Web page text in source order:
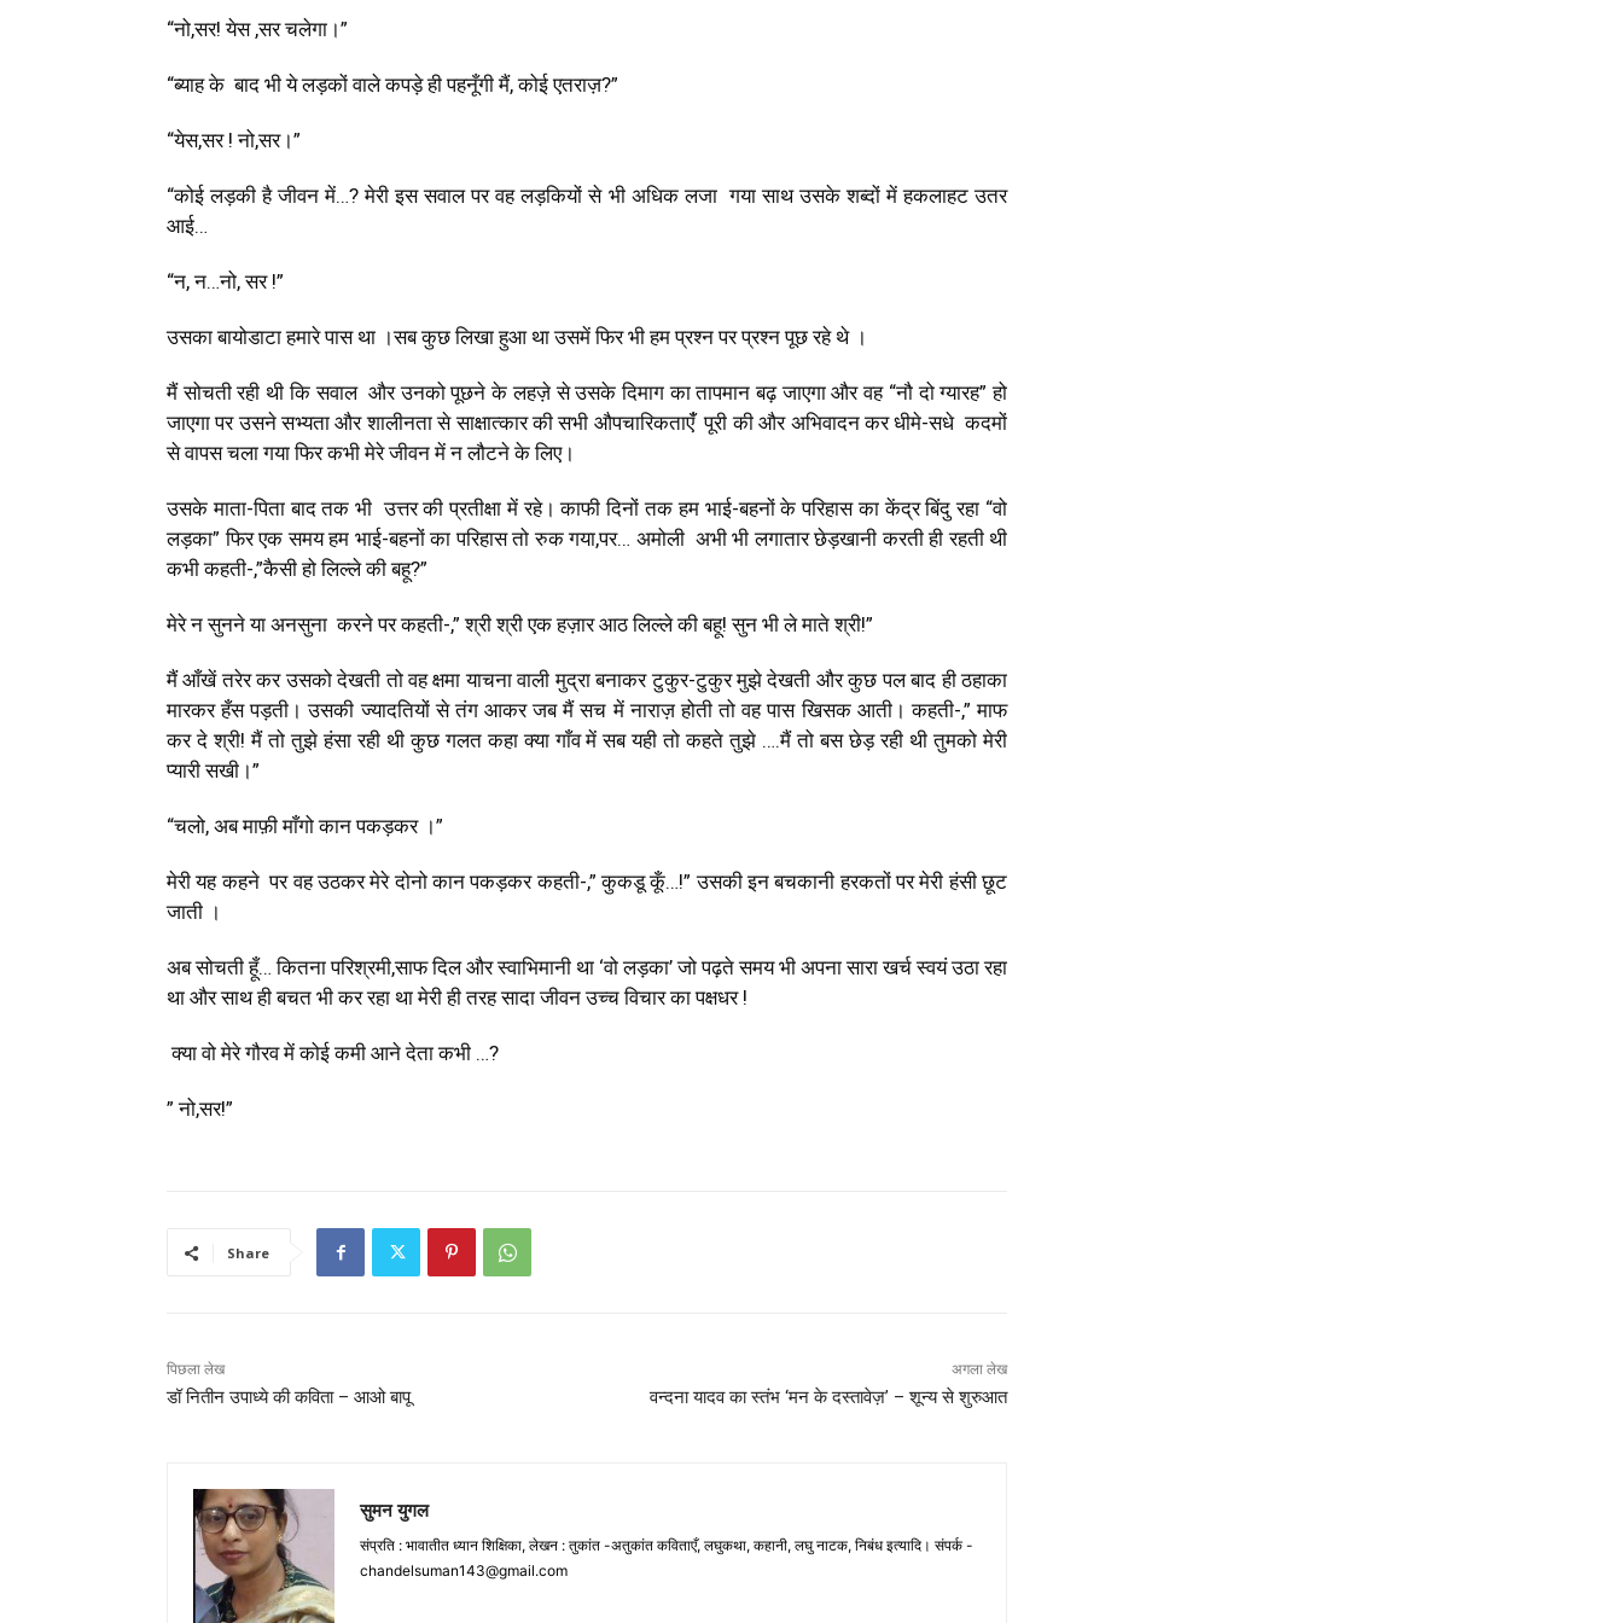
“नो,सर! येस ,सर चलेगा।”
“ब्याह के बाद भी ये लड़कों वाले कपड़े ही पहनूँगी मैं, कोई एतराज़?”
“येस,सर ! नो,सर।”
“कोई लड़की है जीवन में…? मेरी इस सवाल पर वह लड़कियों से भी अधिक लजा गया साथ उसके शब्दों में हकलाहट उतर
आई…
“न, न…नो, सर !”
उसका बायोडाटा हमारे पास था ।सब कुछ लिखा हुआ था उसमें फिर भी हम प्रश्न पर प्रश्न पूछ रहे थे ।
मैं सोचती रही थी कि सवाल और उनको पूछने के लहज़े से उसके दिमाग का तापमान बढ़ जाएगा और वह “नौ दो ग्यारह” हो
जाएगा पर उसने सभ्यता और शालीनता से साक्षात्कार की सभी औपचारिकताएंँ पूरी की और अभिवादन कर धीमे-सधे कदमों
से वापस चला गया फिर कभी मेरे जीवन में न लौटने के लिए।
उसके माता-पिता बाद तक भी उत्तर की प्रतीक्षा में रहे। काफी दिनों तक हम भाई-बहनों के परिहास का केंद्र बिंदु रहा “वो
लड़का” फिर एक समय हम भाई-बहनों का परिहास तो रुक गया,पर… अमोली अभी भी लगातार छेड़खानी करती ही रहती थी
कभी कहती-,”कैसी हो लिल्ले की बहू?”
मेरे न सुनने या अनसुना करने पर कहती-,” श्री श्री एक हज़ार आठ लिल्ले की बहू! सुन भी ले माते श्री!”
मैं आँखें तरेर कर उसको देखती तो वह क्षमा याचना वाली मुद्रा बनाकर टुकुर-टुकुर मुझे देखती और कुछ पल बाद ही ठहाका
मारकर हँस पड़ती। उसकी ज्यादतियों से तंग आकर जब मैं सच में नाराज़ होती तो वह पास खिसक आती। कहती-,” माफ
कर दे श्री! मैं तो तुझे हंसा रही थी कुछ गलत कहा क्या गाँव में सब यही तो कहते तुझे ….मैं तो बस छेड़ रही थी तुमको मेरी
प्यारी सखी।”
“चलो, अब माफ़ी माँगो कान पकड़कर ।”
मेरी यह कहने पर वह उठकर मेरे दोनो कान पकड़कर कहती-,” कुकडू कूँ…!” उसकी इन बचकानी हरकतों पर मेरी हंसी छूट
जाती ।
अब सोचती हूँ… कितना परिश्रमी,साफ दिल और स्वाभिमानी था ‘वो लड़का’ जो पढ़ते समय भी अपना सारा खर्च स्वयं उठा रहा
था और साथ ही बचत भी कर रहा था मेरी ही तरह सादा जीवन उच्च विचार का पक्षधर !
क्या वो‌ मेरे गौरव में कोई कमी आने देता कभी …?
” नो,सर!”
Share
पिछला लेख
डॉ नितीन उपाध्ये की कविता – आओ बापू
अगला लेख
वन्दना यादव का स्तंभ ‘मन के दस्तावेज़’ – शून्य से शुरुआत
सुमन युगल
संप्रति : भावातीत ध्यान शिक्षिका, लेखन : तुकांत -अतुकांत कविताएँ, लघुकथा, कहानी, लघु नाटक, निबंध इत्यादि। संपर्क -
chandelsuman143@gmail.com